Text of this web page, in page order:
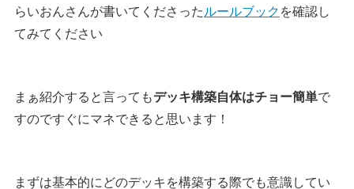
らいおんさんが書いてくださったルールブックを確認し
てみてください
まぁ紹介すると言ってもデッキ構築自体はチョー簡単で
すのですぐにマネできると思います！
まずは基本的にどのデッキを構築する際でも意識してい